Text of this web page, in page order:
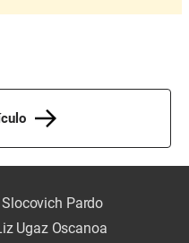
Pardo
Ugaz Oscanoa